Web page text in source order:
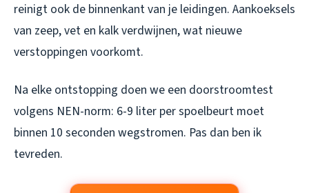
reinigt ook de binnenkant van je leidingen. Aankoeksels
van zeep, vet en kalk verdwijnen, wat nieuwe
verstoppingen voorkomt.
Na elke ontstopping doen we een doorstroomtest
volgens NEN-norm: 6-9 liter per spoelbeurt moet
binnen 10 seconden wegstromen. Pas dan ben ik
tevreden.